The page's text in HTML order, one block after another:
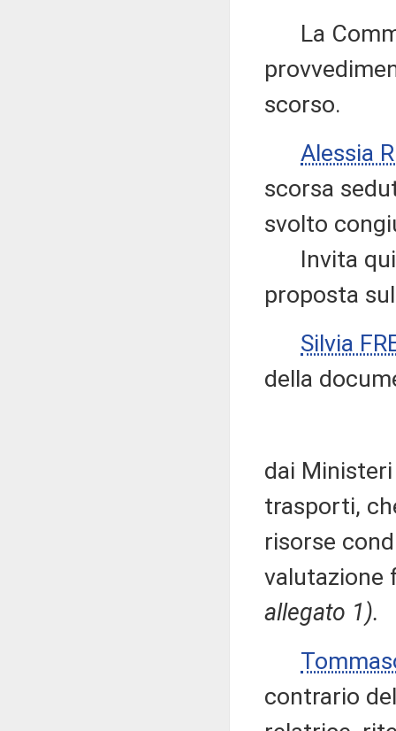
La
scorso.
Alessia
scorsa
svolto
Invita
proposta
Silvia
della
dai
trasporti,
risorse
valutazione
allegato 1).
contrario